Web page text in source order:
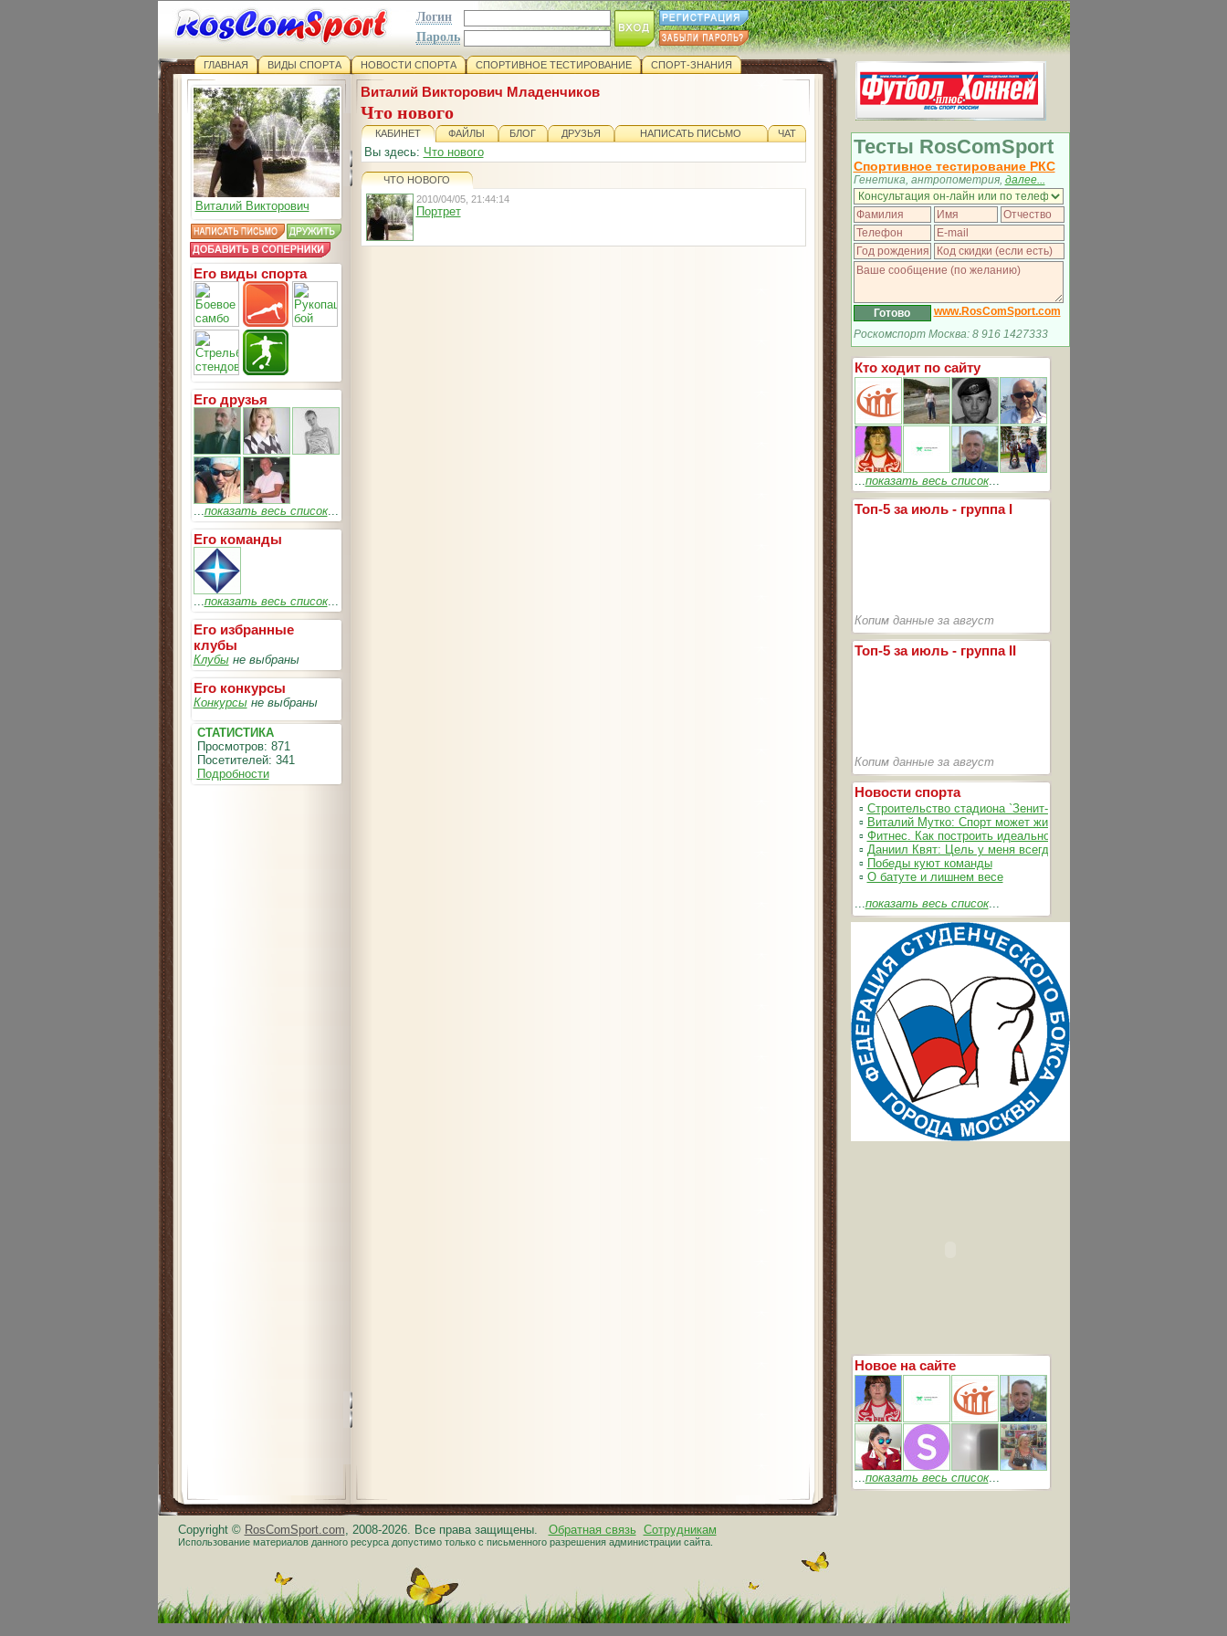
Логин
Пароль
ГЛАВНАЯ ВИДЫ СПОРТА НОВОСТИ СПОРТА СПОРТИВНОЕ ТЕСТИРОВАНИЕ СПОРТ-ЗНАНИЯ
Виталий Викторович
Его виды спорта
Его друзья
...показать весь список...
Его команды
...показать весь список...
Его избранные
клубы
Клубыне выбраны
Его конкурсы
Конкурсыне выбраны
СТАТИСТИКА
Просмотров: 871
Посетителей: 341
Подробности
Виталий Викторович Младенчиков
Что нового
КАБИНЕТ ФАЙЛЫ БЛОГ ДРУЗЬЯ НАПИСАТЬ ПИСЬМО ЧАТ
Вы здесь: Что нового
ЧТО НОВОГО
2010/04/05, 21:44:14
Портрет
Copyright © RosComSport.com, 2008-2026. Все права защищены. Обратная связь Сотрудникам
Использование материалов данного ресурса допустимо только с письменного разрешения администрации сайта.
Тесты RosComSport
Спортивное тестирование РКС
Генетика, антропометрия, далее...
www.RosComSport.com
Роскомспорт Москва: 8 916 1427333
Кто ходит по сайту
...показать весь список...
Топ-5 за июль - группа I
Копим данные за август
Топ-5 за июль - группа II
Копим данные за август
Новости спорта
▫ Строительство стадиона `Зенит-Арена` идет согласно графика
▫ Виталий Мутко: Спорт может жить без допинга
▫ Фитнес. Как построить идеальное тело
▫ Даниил Квят: Цель у меня всегда одна – выжимать из себя и
▫ Победы куют команды
▫ О батуте и лишнем весе
...показать весь список...
Новое на сайте
...показать весь список...